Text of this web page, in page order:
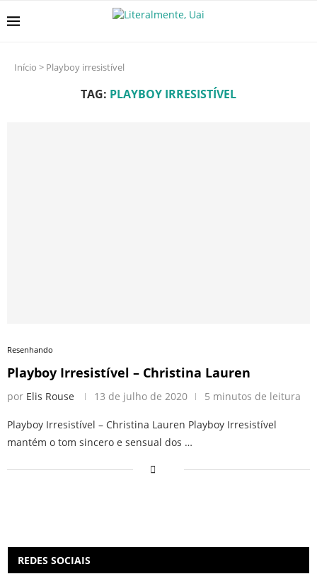
Início > Playboy irresistível
TAG: PLAYBOY IRRESISTÍVEL
Resenhando
Playboy Irresistível – Christina Lauren
por Elis Rouse 13 de julho de 2020 5 minutos de leitura
Playboy Irresistível – Christina Lauren Playboy Irresistível
mantém o tom sincero e sensual dos …
REDES SOCIAIS